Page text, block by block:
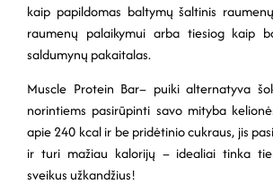
kaip papildomas baltymų šaltinis
raumenų palaikymui arba tiesiog kaip
saldumynų pakaitalas.
Muscle Protein Bar– puiki alternatyva
norintiems pasirūpinti savo mityba
apie 240 kcal ir be pridėtinio cukraus, jis
ir turi mažiau kalorijų – idealiai tinka
sveikus užkandžius!